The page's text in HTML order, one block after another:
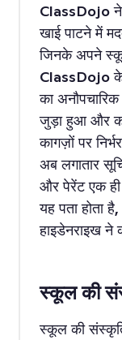
ClassDojo
खाई पाटने में
जिनके अपने
ClassDojo
का अनौपचारिक
जुड़ा हुआ और
कागज़ों पर
अब लगातार
और पेरेंट एक
यह पता होता
हाइडेनराइख ने
स्कूल की
स्कूल की